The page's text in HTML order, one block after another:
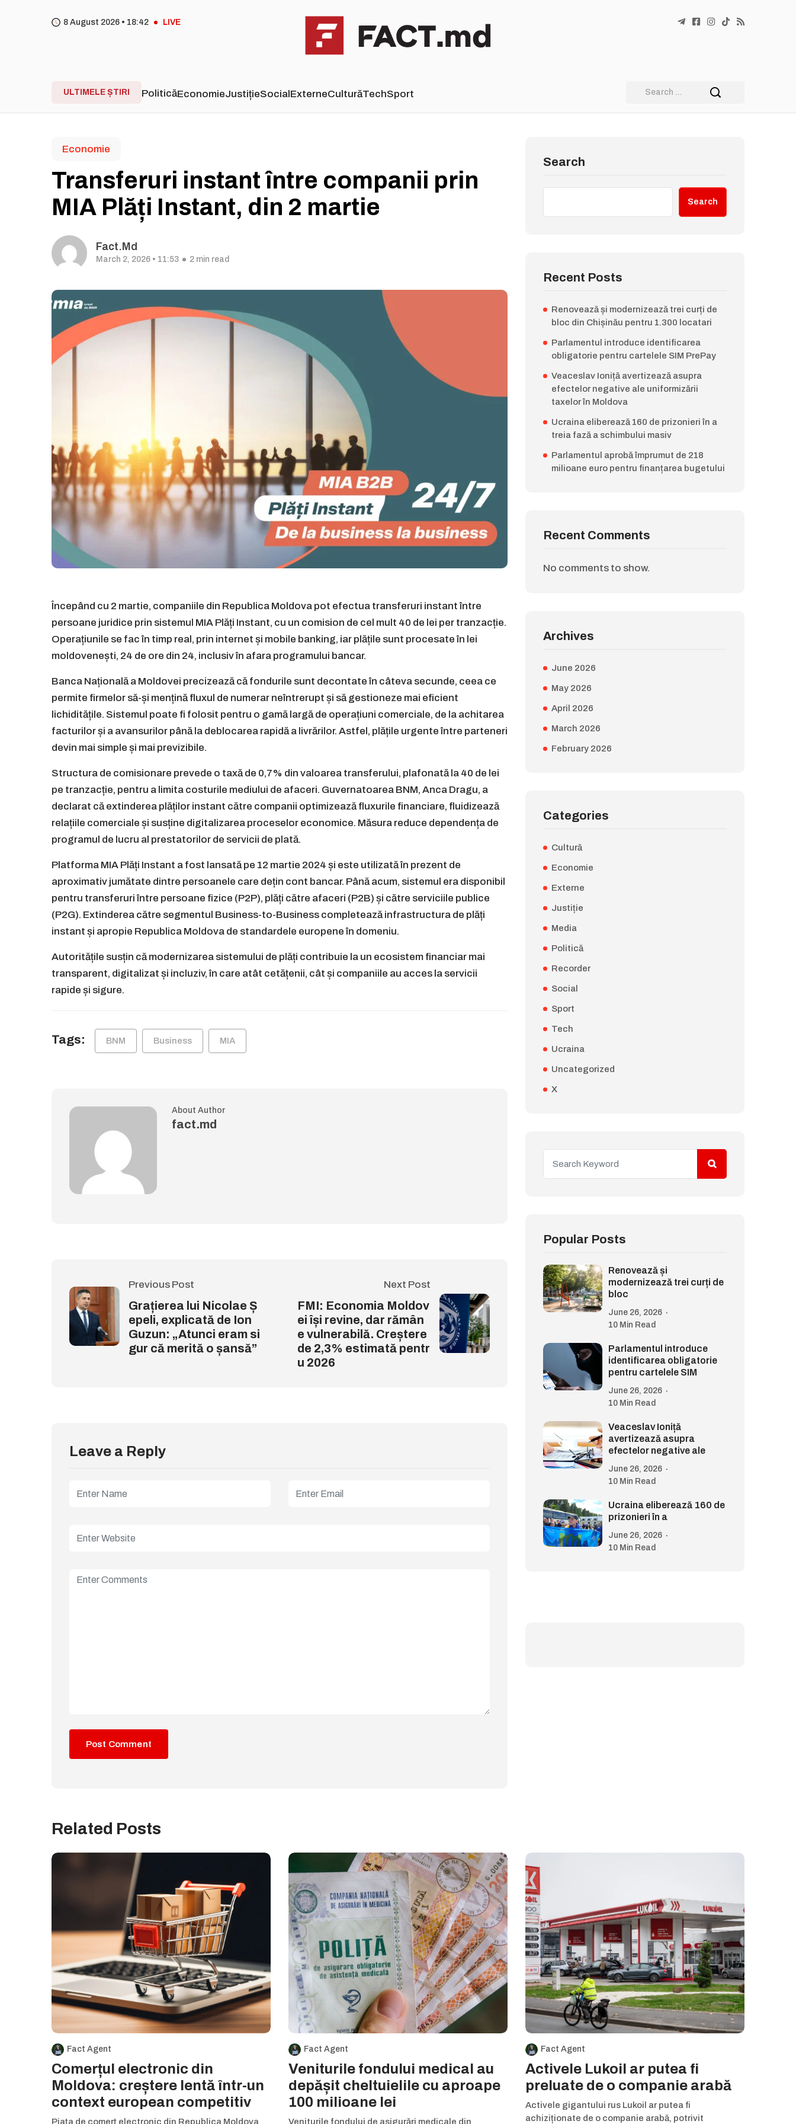
8 August 2026 • 18 42 LIVE
ULTIMELE ȘTIRI PoliticăEconomieJustițieSocialExterneCulturăTechSport
Economie
Transferuri instant între companii prin
MIA Plăți Instant, din 2 martie
Fact.md
March 2, 2026 • 11:53 2 min read
Începând cu 2 martie, companiile din Republica Moldova pot efectua transferuri instant între
persoane juridice prin sistemul MIA Plăți Instant, cu un comision de cel mult 40 de lei per tranzacție.
Operațiunile se fac în timp real, prin internet și mobile banking, iar plățile sunt procesate în lei
moldovenești, 24 de ore din 24, inclusiv în afara programului bancar.
Banca Națională a Moldovei precizează că fondurile sunt decontate în câteva secunde, ceea ce
permite firmelor să-și mențină fluxul de numerar neîntrerupt și să gestioneze mai eficient
lichiditățile. Sistemul poate fi folosit pentru o gamă largă de operațiuni comerciale, de la achitarea
facturilor și a avansurilor până la deblocarea rapidă a livrărilor. Astfel, plățile urgente între parteneri
devin mai simple și mai previzibile.
Structura de comisionare prevede o taxă de 0,7% din valoarea transferului, plafonată la 40 de lei
pe tranzacție, pentru a limita costurile mediului de afaceri. Guvernatoarea BNM, Anca Dragu, a
declarat că extinderea plăților instant către companii optimizează fluxurile financiare, fluidizează
relațiile comerciale și susține digitalizarea proceselor economice. Măsura reduce dependența de
programul de lucru al prestatorilor de servicii de plată.
Platforma MIA Plăți Instant a fost lansată pe 12 martie 2024 și este utilizată în prezent de
aproximativ jumătate dintre persoanele care dețin cont bancar. Până acum, sistemul era disponibil
pentru transferuri între persoane fizice (P2P), plăți către afaceri (P2B) și către serviciile publice
(P2G). Extinderea către segmentul Business-to-Business completează infrastructura de plăți
instant și apropie Republica Moldova de standardele europene în domeniu.
Autoritățile susțin că modernizarea sistemului de plăți contribuie la un ecosistem financiar mai
transparent, digitalizat și incluziv, în care atât cetățenii, cât și companiile au acces la servicii
rapide și sigure.
Tags: BNM Business MIA
About Author
fact.md
Previous Post
Grațierea lui Nicolae Ș
epeli, explicată de Ion
Guzun: „Atunci eram si
gur că merită o șansă”
Next Post
FMI: Economia Moldov
ei își revine, dar rămân
e vulnerabilă. Creștere
de 2,3% estimată pentr
u 2026
Leave a Reply
Search
Search
Recent Posts
Renovează și modernizează trei curți de
bloc din Chișinău pentru 1.300 locatari
Parlamentul introduce identificarea
obligatorie pentru cartelele SIM PrePay
Veaceslav Ioniță avertizează asupra
efectelor negative ale uniformizării
taxelor în Moldova
Ucraina eliberează 160 de prizonieri în a
treia fază a schimbului masiv
Parlamentul aprobă împrumut de 218
milioane euro pentru finanțarea bugetului
Recent Comments
No comments to show.
Archives
June 2026
May 2026
April 2026
March 2026
February 2026
Categories
Cultură
Economie
Externe
Justiție
Media
Politică
Recorder
Social
Sport
Tech
Ucraina
Uncategorized
X
Popular Posts
Renovează și
modernizează trei curți de
bloc
June 26, 2026
10 Min Read
Parlamentul introduce
identificarea obligatorie
pentru cartelele SIM
June 26, 2026
10 Min Read
Veaceslav Ioniță
avertizează asupra
efectelor negative ale
June 26, 2026
10 Min Read
Ucraina eliberează 160 de
prizonieri în a
June 26, 2026
10 Min Read
Related Posts
Fact Agent
Comerțul electronic din
Moldova: creștere lentă într-un
context european competitiv
Piața de comerț electronic din Republica Moldova
Fact Agent
Veniturile fondului medical au
depășit cheltuielile cu aproape
100 milioane lei
Veniturile fondului de asigurări medicale din
Fact Agent
Activele Lukoil ar putea fi
preluate de o companie arabă
Activele gigantului rus Lukoil ar putea fi
achiziționate de o companie arabă, potrivit